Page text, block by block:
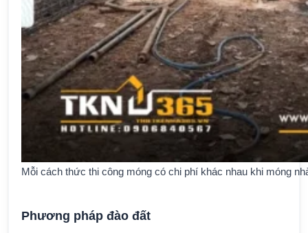
Mỗi cách thức thi công móng có chi phí khác nhau khi móng
Phương pháp đào đất